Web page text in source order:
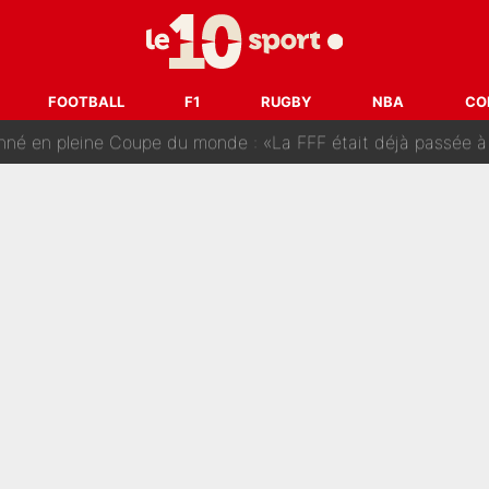
FOOTBALL F1 RUGBY NBA
: Ces autres joueurs du XV de France pourraient aussi quitter le Stade
changent de chaîne : beIN SPORTS ne digère pas cette décision
en pleine Coupe du monde : «La FFF était déjà passée